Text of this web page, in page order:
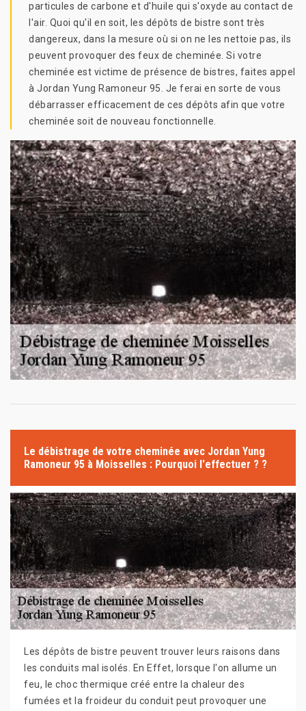
particules de carbone et d'huile qui s'oxyde au contact de
l'air. Quoi qu'il en soit, les dépôts de bistre sont très
dangereux, dans la mesure où si on ne les nettoie pas, ils
peuvent provoquer des feux de cheminée. Si votre
cheminée est victime de présence de bistres, faites appel
à Jordan Yung Ramoneur 95. Je ferai en sorte de vous
débarrasser efficacement de ces dépôts afin que votre
cheminée soit de nouveau fonctionnelle.
Le débistrage de votre cheminée avec Jordan Yung
Ramoneur 95 à Moisselles : Pourquoi l'effectuer ? ?
Les dépôts de bistre peuvent trouver leurs raisons dans
les conduits mal isolés. En Effet, lorsque l'on allume un
feu, le choc thermique créé entre la chaleur des
fumées et la froideur du conduit peut provoquer une